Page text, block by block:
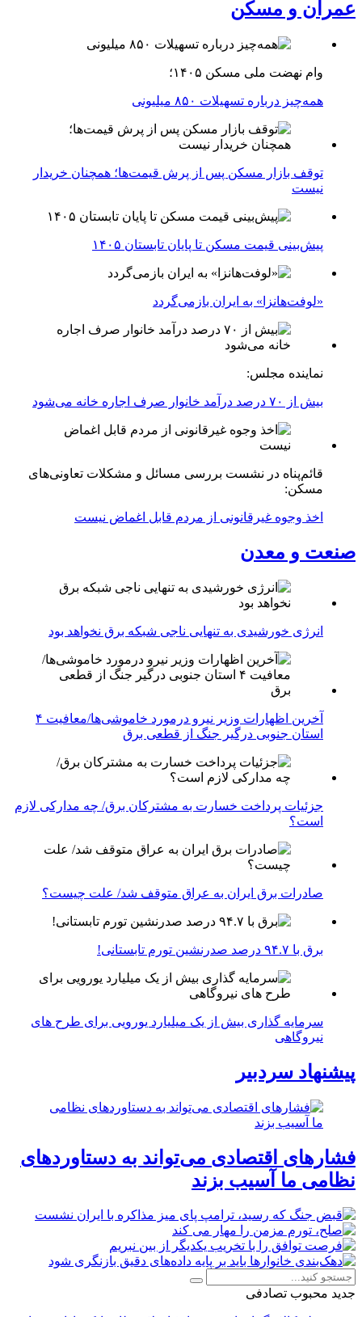
عمران و مسکن
وام نهضت ملی مسکن ۱۴۰۵؛
همه‌چیز درباره تسهیلات ۸۵۰ میلیونی
توقف بازار مسکن پس از پرش قیمت‌ها؛ همچنان خریدار
نیست
پیش‌بینی قیمت مسکن تا پایان تابستان ۱۴۰۵
«لوفت‌هانزا» به ایران بازمی‌گردد
نماینده مجلس:
بیش از ۷۰ درصد درآمد خانوار صرف اجاره خانه می‌شود
قائم‌پناه در نشست بررسی مسائل و مشکلات تعاونی‌های
مسکن:
اخذ وجوه غیرقانونی از مردم قابل اغماض نیست
صنعت و معدن
انرژی خورشیدی به تنهایی ناجی شبکه برق نخواهد بود
آخرین اظهارات وزیر نیرو درمورد خاموشی‌ها/معافیت ۴
استان جنوبی درگیر جنگ از قطعی برق
جزئیات پرداخت خسارت به مشترکان برق/ چه مدارکی لازم
است؟
صادرات برق ایران به عراق متوقف شد/ علت چیست؟
برق با ۹۴.۷ درصد صدرنشین تورم تابستانی!
سرمایه گذاری بیش از یک میلیارد یورویی برای طرح های
نیروگاهی
پیشنهاد سردبیر
فشارهای اقتصادی می‌تواند به دستاوردهای
نظامی ما آسیب بزند
جدید محبوب تصادفی